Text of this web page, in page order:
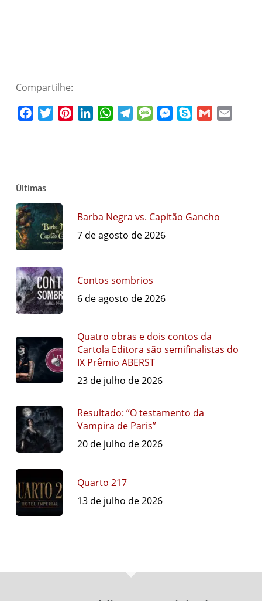
Compartilhe:
FacebookTwitterPinterestLinkedInWhatsAppTelegramMessageMessenger
Skype Gmail
Últimas
Barba Negra vs. Capitão Gancho
7 de agosto de 2026
Contos sombrios
6 de agosto de 2026
Quatro obras e dois contos da
Cartola Editora são semifinalistas do
IX Prêmio ABERST
23 de julho de 2026
Resultado: “O testamento da
Vampira de Paris”
20 de julho de 2026
Quarto 217
13 de julho de 2026